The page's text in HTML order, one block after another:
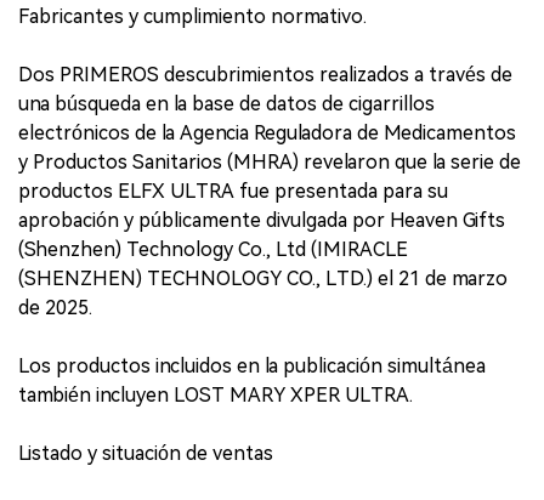
Fabricantes y cumplimiento normativo.
Dos PRIMEROS descubrimientos realizados a través de
una búsqueda en la base de datos de cigarrillos
electrónicos de la Agencia Reguladora de Medicamentos
y Productos Sanitarios (MHRA) revelaron que la serie de
productos ELFX ULTRA fue presentada para su
aprobación y públicamente divulgada por Heaven Gifts
(Shenzhen) Technology Co., Ltd (IMIRACLE
(SHENZHEN) TECHNOLOGY CO., LTD.) el 21 de marzo
de 2025.
Los productos incluidos en la publicación simultánea
también incluyen LOST MARY XPER ULTRA.
Listado y situación de ventas